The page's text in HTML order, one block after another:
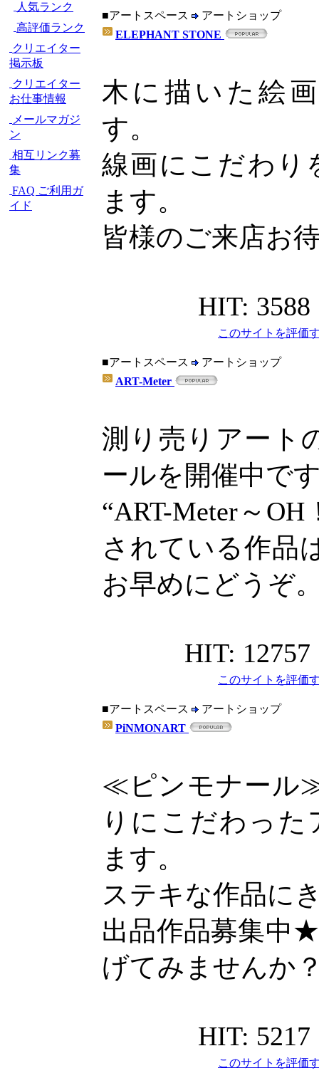
人気ランク
高評価ランク
クリエイター
掲示板
クリエイター
お仕事情報
メールマガジ
ン
相互リンク募
集
FAQ ご利用ガ
イド
■アートスペース
アートショップ
ELEPHANT STONE
木に描いた絵
す。
線画にこだわり
ます。
皆様のご来店お
HIT: 3588
このサイトを評価
■アートスペース
アートショップ
ART-Meter
測り売りアート
ールを開催中で
“ART-Meter～
されている作品
お早めにどうぞ
HIT: 12757
このサイトを評価
■アートスペース
アートショップ
PiNMONART
≪ピンモナール
りにこだわっ
ます。
ステキな作品に
出品作品募集中
げてみませんか
HIT: 5217
このサイトを評価